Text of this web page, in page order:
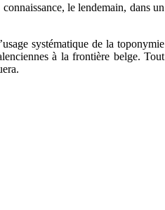
le lendemain, dans un
systématique de la toponymie
à la frontière belge. Tout